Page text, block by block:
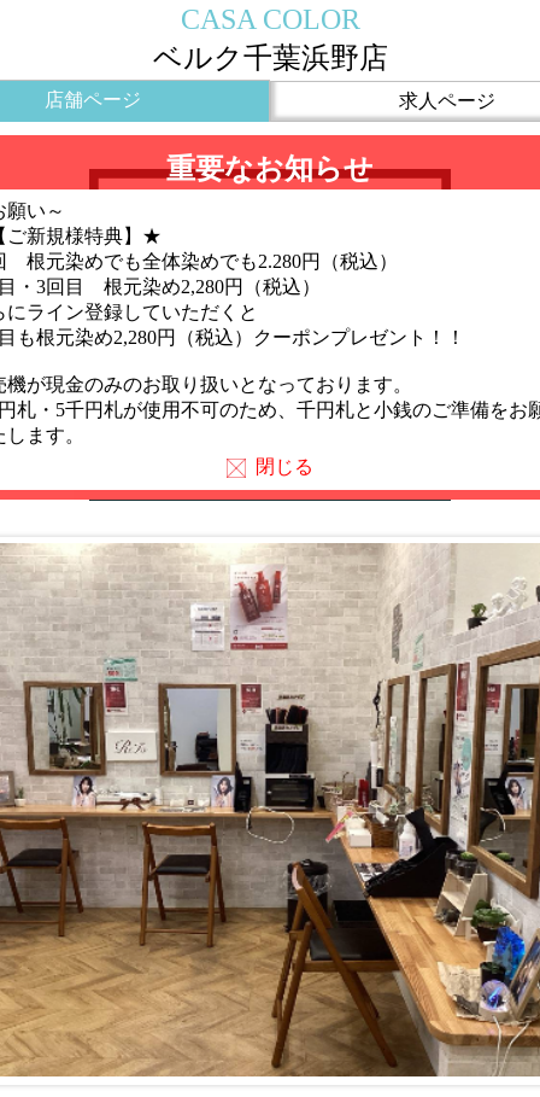
CASA COLOR
ベルク千葉浜野店
店舗ページ 求人ページ
重要なお知らせ
願い～
新規様特典】★
根元染めでも全体染めでも2.280円（税込）
・3回目 根元染め2,280円（税込）
にライン登録していただくと
も根元染め2,280円（税込）クーポンプレゼント！！
機が現金のみのお取り扱いとなっております。
札・5千円札が使用不可のため、千円札と小銭のご準備をお
します。
閉じる